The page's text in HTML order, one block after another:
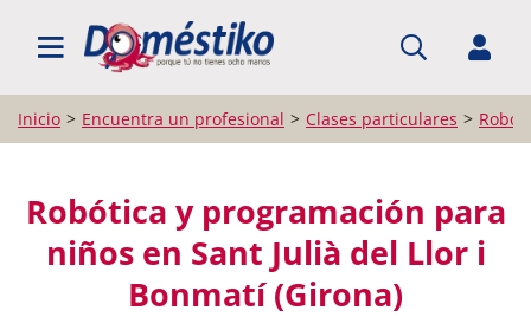
BUSCAR PROFESIONALES
Inicio Encuentra un profesional Clases particulares
Robótica y programación para
niños en Sant Julià del Llor i
Bonmatí (Girona)